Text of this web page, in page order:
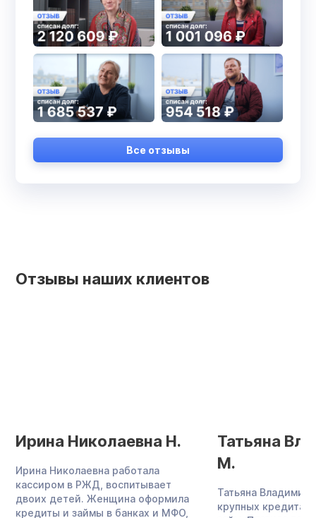
Все отзывы
Отзывы наших клиентов
Ирина Николаевна Н.
Ирина Николаевна работала
кассиром в РЖД, воспитывает
двоих детей. Женщина оформила
кредиты и займы в банках и МФО,
Татьяна
М.
Татьяна
крупных кредита